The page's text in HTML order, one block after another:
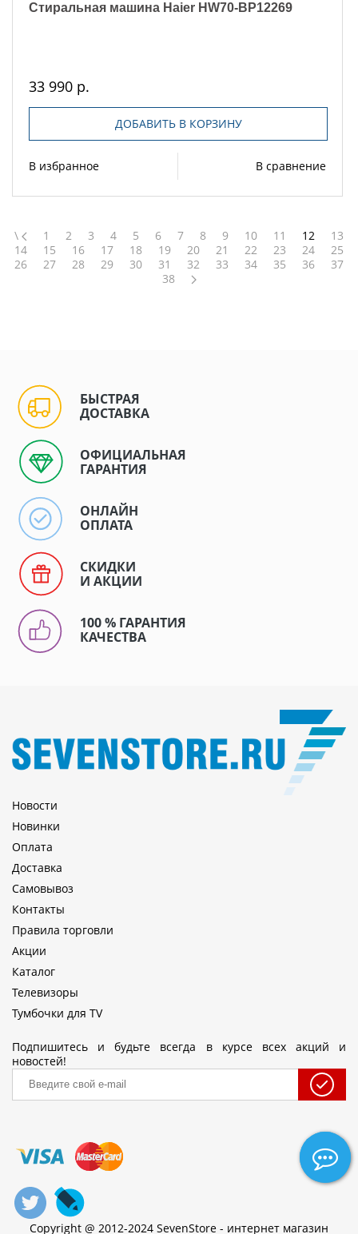
Стиральная машина Haier HW70-BP12269
33 990 р.
ДОБАВИТЬ В КОРЗИНУ
В избранное В сравнение
\ 1 2 3 4 5 6 7 8 9 10 11 12
13
14
15 16 17 18 19 20 21 22 23 24
25
26
27 28 29 30 31 32 33 34 35 36
37
38
БЫСТРАЯ
ДОСТАВКА
ОФИЦИАЛЬНАЯ
ГАРАНТИЯ
ОНЛАЙН
ОПЛАТА
СКИДКИ
И АКЦИИ
100 % ГАРАНТИЯ
КАЧЕСТВА
Новости
Новинки
Оплата
Доставка
Самовывоз
Контакты
Правила торговли
Акции
Каталог
Телевизоры
Тумбочки для TV
Подпишитесь и будьте всегда в курсе всех акций и
новостей!
Copyright @ 2012-2024 SevenStore - интернет магазин